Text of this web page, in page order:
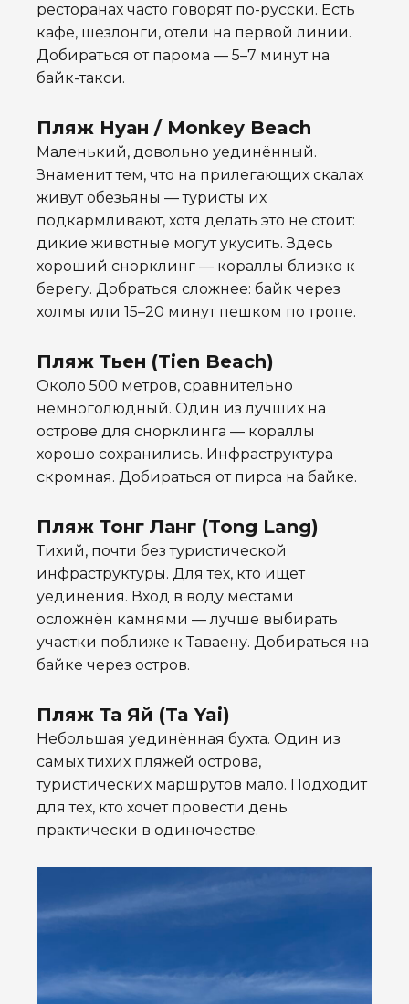
ресторанах часто говорят по-русски. Есть
кафе, шезлонги, отели на первой линии.
Добираться от парома — 5–7 минут на
байк-такси.
Пляж Нуан / Monkey Beach
Маленький, довольно уединённый.
Знаменит тем, что на прилегающих скалах
живут обезьяны — туристы их
подкармливают, хотя делать это не стоит:
дикие животные могут укусить. Здесь
хороший снорклинг — кораллы близко к
берегу. Добраться сложнее: байк через
холмы или 15–20 минут пешком по тропе.
Пляж Тьен (Tien Beach)
Около 500 метров, сравнительно
немноголюдный. Один из лучших на
острове для снорклинга — кораллы
хорошо сохранились. Инфраструктура
скромная. Добираться от пирса на байке.
Пляж Тонг Ланг (Tong Lang)
Тихий, почти без туристической
инфраструктуры. Для тех, кто ищет
уединения. Вход в воду местами
осложнён камнями — лучше выбирать
участки поближе к Таваену. Добираться на
байке через остров.
Пляж Та Яй (Ta Yai)
Небольшая уединённая бухта. Один из
самых тихих пляжей острова,
туристических маршрутов мало. Подходит
для тех, кто хочет провести день
практически в одиночестве.